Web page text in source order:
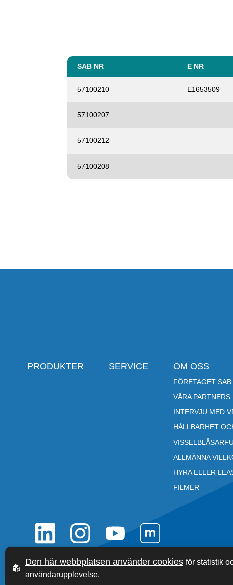
SAB NR E NR
57100210 E1653509
57100207
57100212
57100208
PRODUKTER SERVICE OM OSS
FÖRETAGET
VÅRA PARTNERS
INTERVJU MED
HÅLLBARHET
ALLMÄNNA
HYRA ELLER
FILMER
Den här webbplatsen använder cookies för statistik
användarupplevelse.